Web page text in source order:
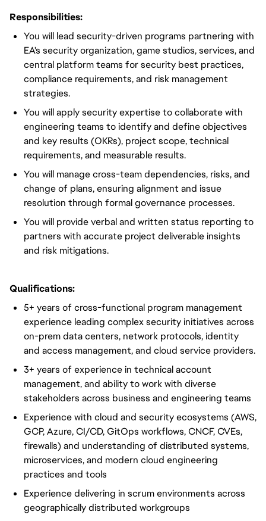
Responsibilities:
You will lead security-driven programs partnering with
EA's security organization, game studios, services, and
central platform teams for security best practices,
compliance requirements, and risk management
strategies.
You will apply security expertise to collaborate with
engineering teams to identify and define objectives
and key results (OKRs), project scope, technical
requirements, and measurable results.
You will manage cross-team dependencies, risks, and
change of plans, ensuring alignment and issue
resolution through formal governance processes.
You will provide verbal and written status reporting to
partners with accurate project deliverable insights
and risk mitigations.
Qualifications:
5+ years of cross-functional program management
experience leading complex security initiatives across
on-prem data centers, network protocols, identity
and access management, and cloud service providers.
3+ years of experience in technical account
management, and ability to work with diverse
stakeholders across business and engineering teams
Experience with cloud and security ecosystems (AWS,
GCP, Azure, CI/CD, GitOps workflows, CNCF, CVEs,
firewalls) and understanding of distributed systems,
microservices, and modern cloud engineering
practices and tools
Experience delivering in scrum environments across
geographically distributed workgroups